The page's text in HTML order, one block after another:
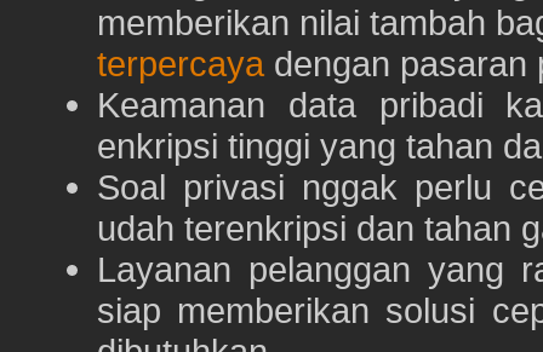
memberikan nilai tambah
terpercaya dengan pasaran
Keamanan data pribadi
enkripsi tinggi yang tahan
Soal privasi nggak perlu
udah terenkripsi dan tahan
Layanan pelanggan yang
siap memberikan solusi